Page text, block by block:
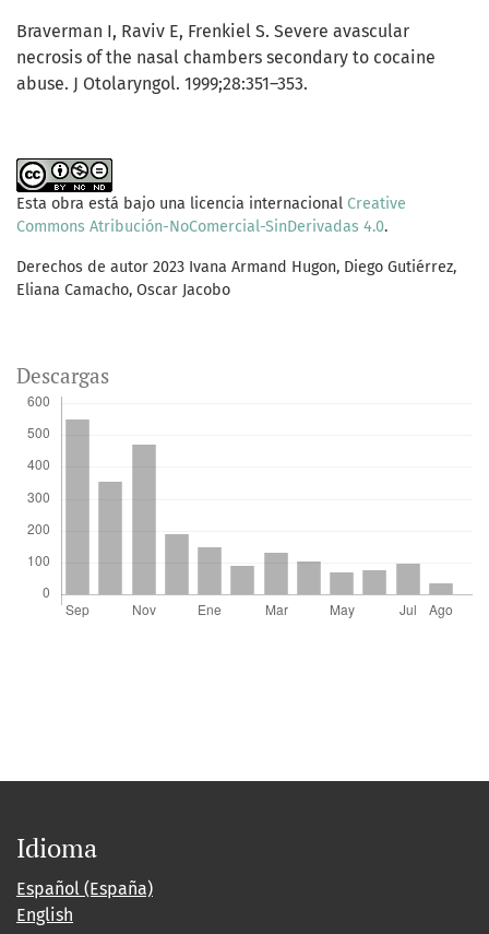
Braverman I, Raviv E, Frenkiel S. Severe avascular
necrosis of the nasal chambers secondary to cocaine
abuse. J Otolaryngol. 1999;28:351–353.
Esta obra está bajo una licencia internacional Creative
Commons Atribución-NoComercial-SinDerivadas 4.0.
Derechos de autor 2023 Ivana Armand Hugon, Diego Gutiérrez,
Eliana Camacho, Oscar Jacobo
Descargas
Idioma
Español (España)
English